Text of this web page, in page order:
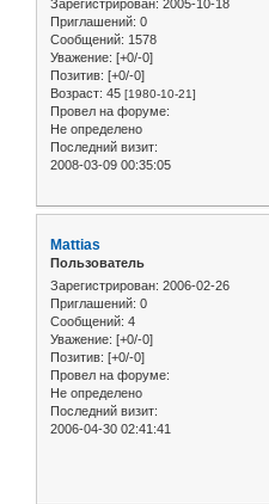
Зарегистрирован: 2005-10-18
Приглашений: 0
Сообщений: 1578
Уважение: [+0/-0]
Позитив: [+0/-0]
Возраст: 45 [1980-10-21]
Провел на форуме:
Не определено
Последний визит:
2008-03-09 00:35:05
Mattias
Пользователь
Зарегистрирован: 2006-02-26
Приглашений: 0
Сообщений: 4
Уважение: [+0/-0]
Позитив: [+0/-0]
Провел на форуме:
Не определено
Последний визит:
2006-04-30 02:41:41